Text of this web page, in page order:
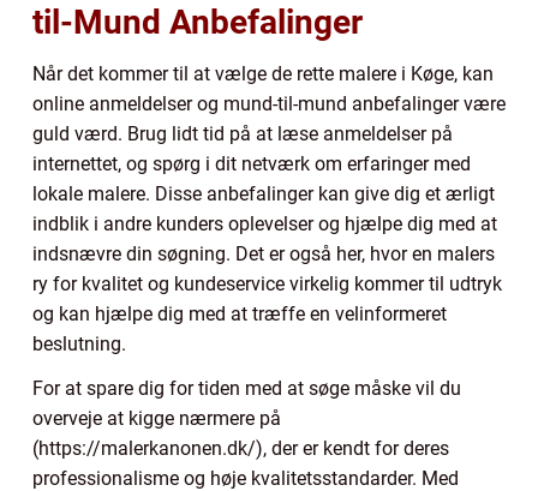
til-Mund Anbefalinger
Når det kommer til at vælge de rette malere i Køge, kan
online anmeldelser og mund-til-mund anbefalinger være
guld værd. Brug lidt tid på at læse anmeldelser på
internettet, og spørg i dit netværk om erfaringer med
lokale malere. Disse anbefalinger kan give dig et ærligt
indblik i andre kunders oplevelser og hjælpe dig med at
indsnævre din søgning. Det er også her, hvor en malers
ry for kvalitet og kundeservice virkelig kommer til udtryk
og kan hjælpe dig med at træffe en velinformeret
beslutning.
For at spare dig for tiden med at søge måske vil du
overveje at kigge nærmere på
(https://malerkanonen.dk/), der er kendt for deres
professionalisme og høje kvalitetsstandarder. Med